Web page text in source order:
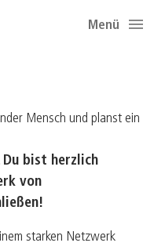
Menü
Mensch und planst ein
Du bist herzlich
von
starken Netzwerk